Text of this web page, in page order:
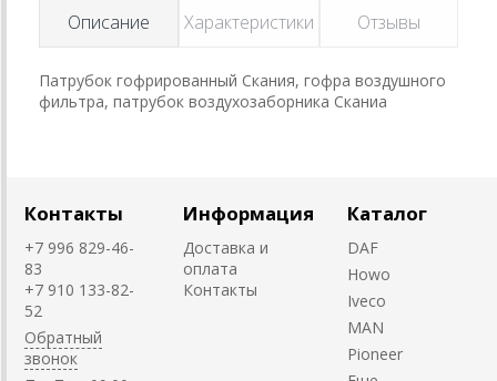
Описание Характеристики Отзывы
Патрубок гофрированный Скания, гофра воздушного
фильтра, патрубок воздухозаборника Сканиа
Контакты
+7 996 829-46-
83
+7 910 133-82-
52
Обратный
звонок
Информация
Доставка и
оплата
Контакты
Каталог
DAF
Howo
Iveco
MAN
Pioneer